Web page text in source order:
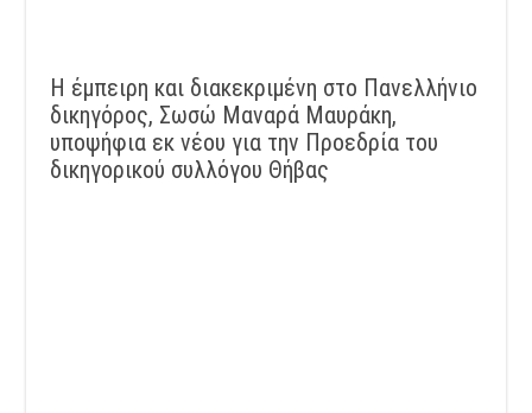
Η έμπειρη και διακεκριμένη στο Πανελλήνιο
δικηγόρος, Σωσώ Μαναρά Μαυράκη,
υποψήφια εκ νέου για την Προεδρία του
δικηγορικού συλλόγου Θήβας